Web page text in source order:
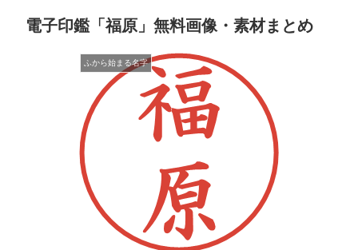
電子印鑑「福原」無料画像・素材まとめ
ふから始まる名字